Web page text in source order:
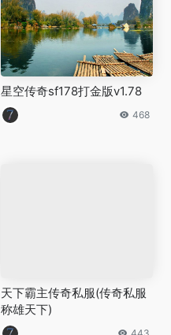
星空传奇sf178打金版v1.78
468
天下霸主传奇私服(传奇私服
称雄天下)